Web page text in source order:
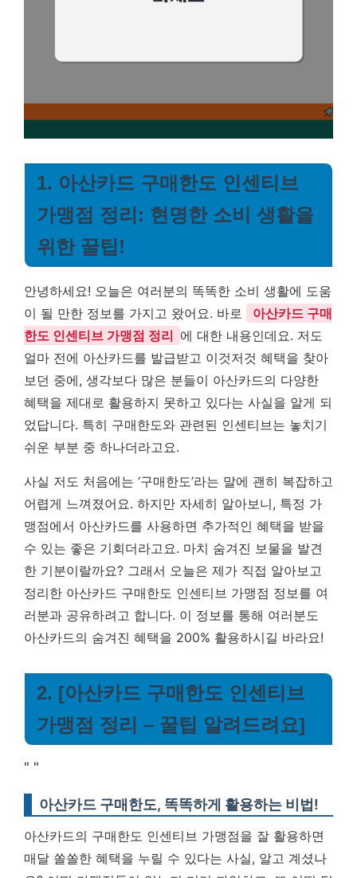
1. 아산카드 구매한도 인센티브
가맹점 정리: 현명한 소비 생활을
위한 꿀팁!
안녕하세요! 오늘은 여러분의 똑똑한 소비 생활에 도움
이 될 만한 정보를 가지고 왔어요. 바로
아산카드 구매
한도 인센티브 가맹점 정리 에 대한 내용인데요. 저도
얼마 전에 아산카드를 발급받고 이것저것 혜택을 찾아
보던 중에, 생각보다 많은 분들이 아산카드의 다양한
혜택을 제대로 활용하지 못하고 있다는 사실을 알게 되
었답니다. 특히 구매한도와 관련된 인센티브는 놓치기
쉬운 부분 중 하나더라고요.
사실 저도 처음에는 ‘구매한도’라는 말에 괜히 복잡하고
어렵게 느껴졌어요. 하지만 자세히 알아보니, 특정 가
맹점에서 아산카드를 사용하면 추가적인 혜택을 받을
수 있는 좋은 기회더라고요. 마치 숨겨진 보물을 발견
한 기분이랄까요? 그래서 오늘은 제가 직접 알아보고
정리한 아산카드 구매한도 인센티브 가맹점 정보를 여
러분과 공유하려고 합니다. 이 정보를 통해 여러분도
아산카드의 숨겨진 혜택을 200% 활용하시길 바라요!
2. [아산카드 구매한도 인센티브
가맹점 정리 – 꿀팁 알려드려요]
" "
아산카드 구매한도, 똑똑하게 활용하는 비법!
아산카드의 구매한도 인센티브 가맹점을 잘 활용하면
매달 쏠쏠한 혜택을 누릴 수 있다는 사실, 알고 계셨나